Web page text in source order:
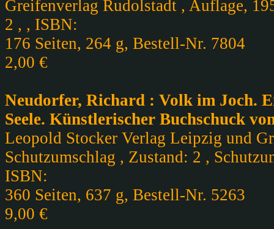
Greifenverlag Rudolstadt , Auflage,
2 , , ISBN:
176 Seiten, 264 g, Bestell-Nr. 7804
2,00 €
Neudorfer, Richard : Volk im Joch.
Seele. Künstlerischer Buchschuck
Leopold Stocker Verlag Leipzig und
Schutzumschlag , Zustand: 2 ,
ISBN:
360 Seiten, 637 g, Bestell-Nr. 5263
9,00 €